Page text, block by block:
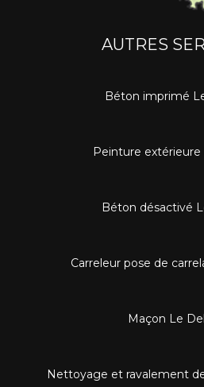
AUTRES
Béton imprimé
Peinture
Béton désactivé
Carreleur pose de
Maçon Le
Nettoyage et ravalement